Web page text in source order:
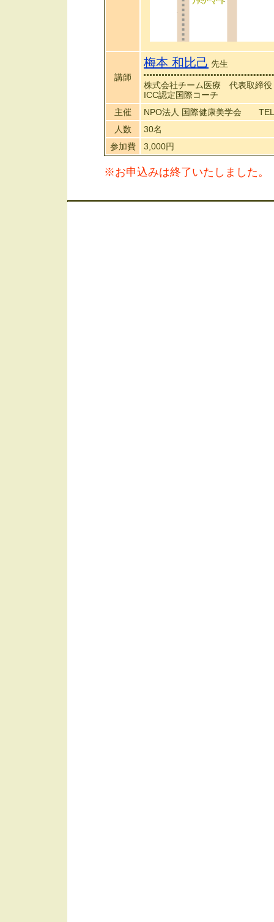
講師
梅本 和比己 先生
株式会社チーム医療 代表取締役
ICC認定国際コーチ
主催
NPO法人 国際健康美学会 TEL
人数
30名
参加費
3,000円
※お申込みは終了いたしました。